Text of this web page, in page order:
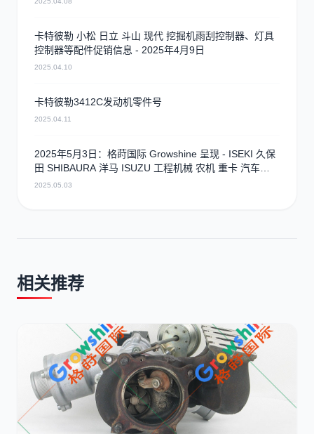
卡特彼勒 小松 日立 斗山 现代 挖掘机雨刮控制器、灯具
控制器等配件促销信息 - 2025年4月9日
2025.04.10
卡特彼勒3412C发动机零件号
2025.04.11
2025年5月3日：格莳国际 Growshine 呈现 - ISEKI 久保
田 SHIBAURA 洋马 ISUZU 工程机械 农机 重卡 汽车
RHF3 涡轮增压器及配件 海量现货供应
2025.05.03
相关推荐